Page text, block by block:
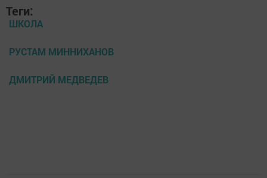
Теги:
ШКОЛА
РУСТАМ МИННИХАНОВ
ДМИТРИЙ МЕДВЕДЕВ